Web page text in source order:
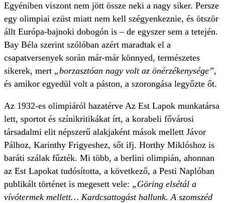
Egyéniben viszont nem jött össze neki a nagy siker. Persze
egy olimpiai ezüst miatt nem kell szégyenkeznie, és ötször
állt Európa-bajnoki dobogón is – de egyszer sem a tetején.
Bay Béla szerint szólóban azért maradtak el a
csapatversenyek során már-már könnyed, természetes
sikerek, mert „borzasztóan nagy volt az önérzékenysége”,
és amikor egyedül volt a páston, a szorongása legyőzte őt.
Az 1932-es olimpiáról hazatérve Az Est Lapok munkatársa
lett, sportot és színikritikákat írt, a korabeli fővárosi
társadalmi elit népszerű alakjaként mások mellett Jávor
Pálhoz, Karinthy Frigyeshez, sőt ifj. Horthy Miklóshoz is
baráti szálak fűzték. Mi több, a berlini olimpián, ahonnan
az Est Lapokat tudósította, a következő, a Pesti Naplóban
publikált történet is megesett vele: „Göring elsétál a
vívótermek mellett… Kardcsattogást hallunk. A szomszéd